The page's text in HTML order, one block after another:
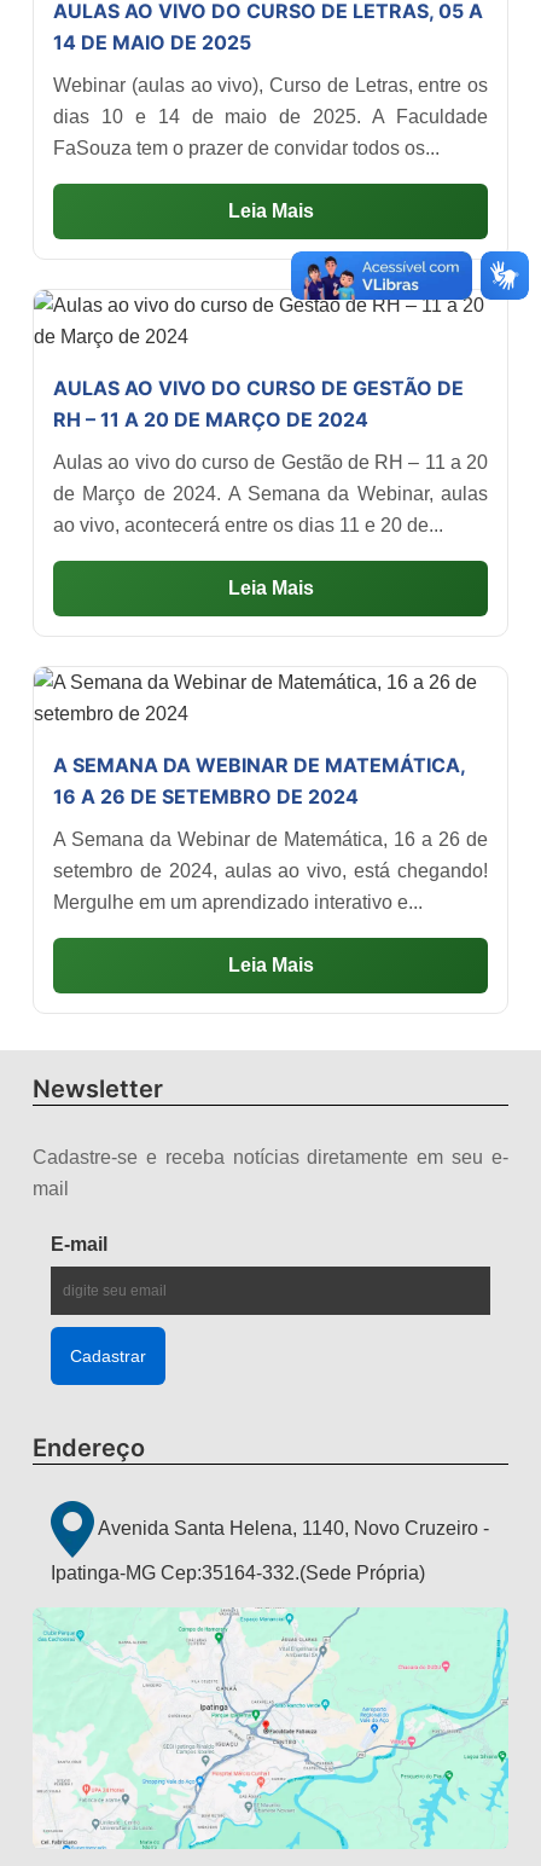
AULAS AO VIVO DO CURSO DE LETRAS, 05 A
14 DE MAIO DE 2025
Webinar (aulas ao vivo), Curso de Letras, entre os
dias 10 e 14 de maio de 2025. A Faculdade
FaSouza tem o prazer de convidar todos os...
Leia Mais
AULAS AO VIVO DO CURSO DE GESTÃO DE
RH – 11 A 20 DE MARÇO DE 2024
Aulas ao vivo do curso de Gestão de RH – 11 a 20
de Março de 2024. A Semana da Webinar, aulas
ao vivo, acontecerá entre os dias 11 e 20 de...
Leia Mais
A SEMANA DA WEBINAR DE MATEMÁTICA,
16 A 26 DE SETEMBRO DE 2024
A Semana da Webinar de Matemática, 16 a 26 de
setembro de 2024, aulas ao vivo, está chegando!
Mergulhe em um aprendizado interativo e...
Leia Mais
Newsletter
Cadastre-se e receba notícias diretamente em seu e-
mail
E-mail
Endereço
Avenida Santa Helena, 1140, Novo Cruzeiro -
Ipatinga-MG Cep:35164-332.(Sede Própria)